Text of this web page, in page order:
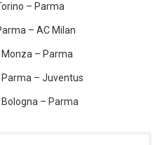
– Parma
– AC Milan
– Parma
– Juventus
– Parma